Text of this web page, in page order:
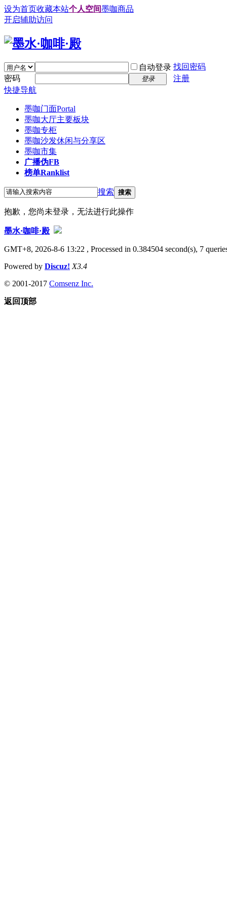
设为首页收藏本站个人空间墨咖商品
开启辅助访问
自动登录 找回密码
密码
登录
注册
快捷导航
墨咖门面Portal
墨咖大厅主要板块
墨咖专柜
墨咖沙发休闲与分享区
墨咖市集
广播伪FB
榜单Ranklist
搜索 搜索
抱歉，您尚未登录，无法进行此操作
墨水·咖啡·殿
GMT+8, 2026-8-6 13:22 , Processed in 0.384504 second(s), 7
Powered by Discuz! X3.4
© 2001-2017 Comsenz Inc.
返回顶部